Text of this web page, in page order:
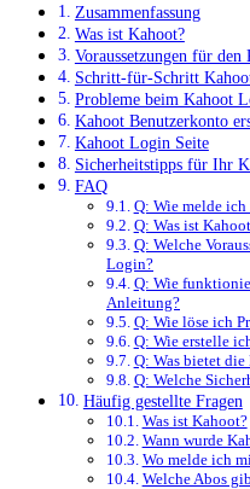
Zusammenfassung
Was ist Kahoot?
Voraussetzungen für
Schritt-für-Schritt
Probleme beim Kahoot
Kahoot Benutzerkonto
Kahoot Login Seite
Sicherheitstipps für Ihr
FAQ
Q: Wie melde
Q: Was ist
Q: Welche
Login?
Q: Wie
Anleitung?
Q: Wie löse ich
Q: Wie erstelle
Q: Was bietet
Q: Welche
Häufig gestellte Fragen
Was ist Kahoot?
Wann wurde
Wo melde ich
Welche Abos